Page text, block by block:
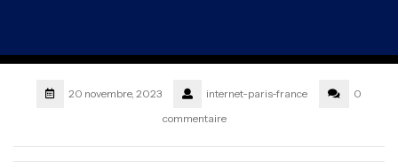
20 novembre, 2023 internet-paris-france
0
commentaire